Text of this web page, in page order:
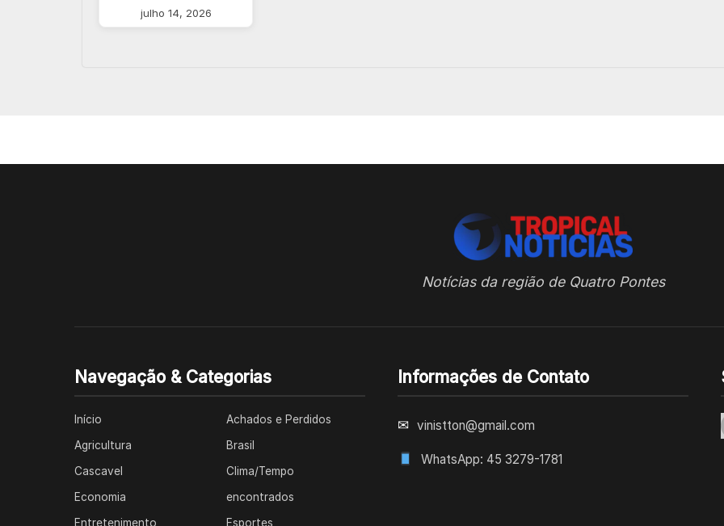
julho 14, 2026
Notícias da região de Quatro Pontes
Navegação & Categorias
Início
Achados e Perdidos
Agricultura
Brasil
Cascavel
Clima/Tempo
Economia
encontrados
Entretenimento
Esportes
Informações de Contato
✉ vinistton@gmail.com
WhatsApp: 45 3279-1781